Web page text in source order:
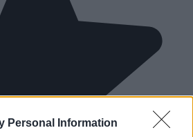
Personal Information